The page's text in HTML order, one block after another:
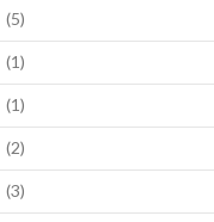
(5)
(1)
(1)
(2)
(3)